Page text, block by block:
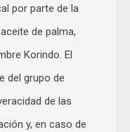
por parte de la
de palma,
Korindo. El
del grupo de
de las
y, en caso de